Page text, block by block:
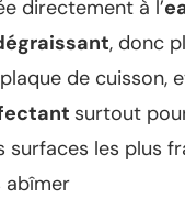
directement à l’
, donc
de cuisson,
surtout
surfaces les plus
abîmer